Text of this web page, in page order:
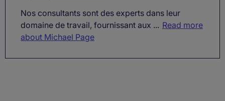
Nos consultants sont des experts dans leur
domaine de travail, fournissant aux ... Read more
about Michael Page